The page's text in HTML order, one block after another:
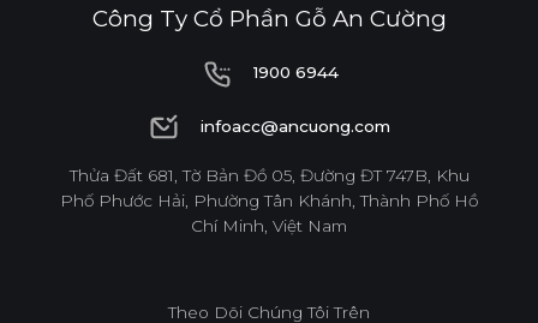
Công Ty Cổ Phần Gỗ An Cường
1900 6944
1900 6944
infoacc@ancuong.com
infoacc@ancuong.com
Thửa Đất 681, Tờ Bản Đồ 05, Đường ĐT 747B, Khu
Phố Phước Hải, Phường Tân Khánh, Thành Phố Hồ
Chí Minh, Việt Nam
Theo Dõi Chúng Tôi Trên